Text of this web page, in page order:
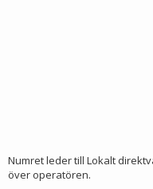
Numret leder till Lokalt
över operatören.